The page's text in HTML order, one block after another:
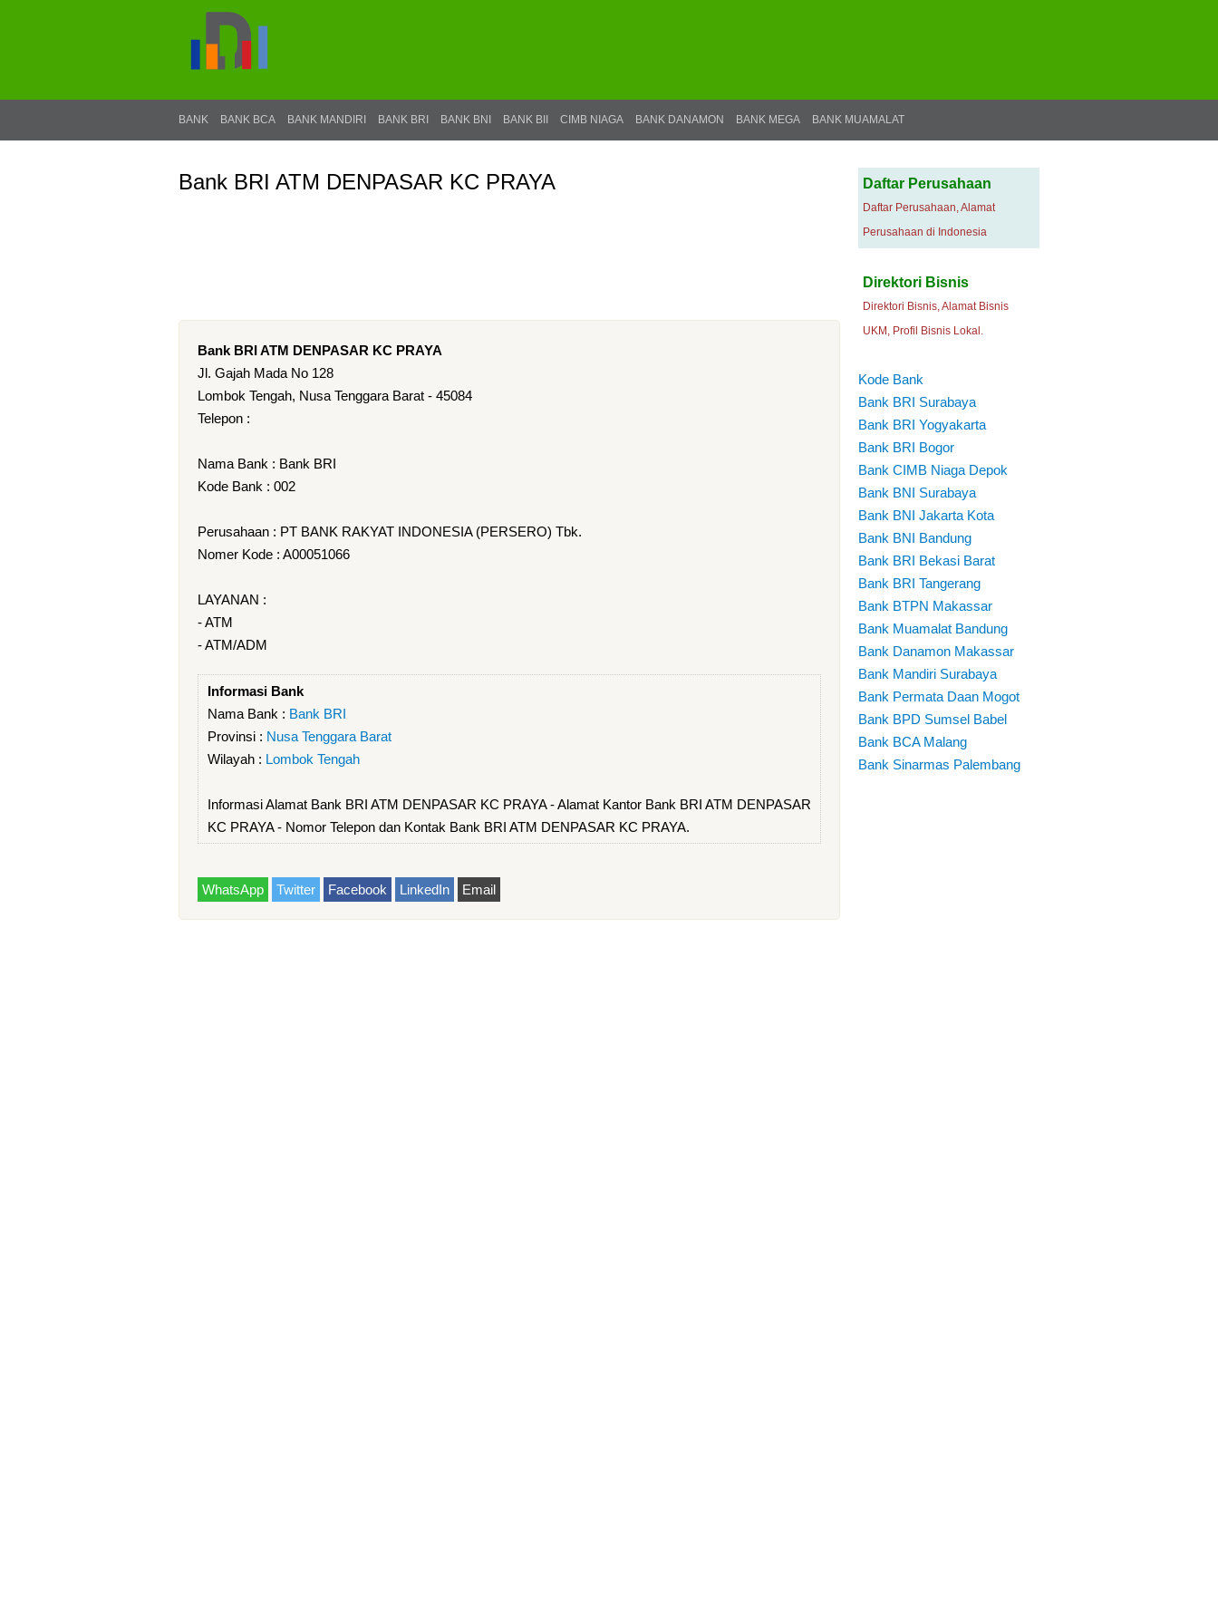
BANK BANK BCA BANK MANDIRI BANK BRI BANK BNI BANK BII CIMB NIAGA BANK DANAMON BANK MEGA BANK MUAMALAT
Bank BRI ATM DENPASAR KC PRAYA
Bank BRI ATM DENPASAR KC PRAYA
Jl. Gajah Mada No 128
Lombok Tengah, Nusa Tenggara Barat - 45084
Telepon :
Nama Bank : Bank BRI
Kode Bank : 002
Perusahaan : PT BANK RAKYAT INDONESIA (PERSERO) Tbk.
Nomer Kode : A00051066
LAYANAN :
- ATM
- ATM/ADM
Informasi Bank
Nama Bank : Bank BRI
Provinsi : Nusa Tenggara Barat
Wilayah : Lombok Tengah
Informasi Alamat Bank BRI ATM DENPASAR KC PRAYA - Alamat Kantor Bank BRI ATM DENPASAR
KC PRAYA - Nomor Telepon dan Kontak Bank BRI ATM DENPASAR KC PRAYA.
WhatsApp Twitter Facebook LinkedIn Email
Daftar Perusahaan
Daftar Perusahaan, Alamat
Perusahaan di Indonesia
Direktori Bisnis
Direktori Bisnis, Alamat Bisnis
UKM, Profil Bisnis Lokal.
Kode Bank
Bank BRI Surabaya
Bank BRI Yogyakarta
Bank BRI Bogor
Bank CIMB Niaga Depok
Bank BNI Surabaya
Bank BNI Jakarta Kota
Bank BNI Bandung
Bank BRI Bekasi Barat
Bank BRI Tangerang
Bank BTPN Makassar
Bank Muamalat Bandung
Bank Danamon Makassar
Bank Mandiri Surabaya
Bank Permata Daan Mogot
Bank BPD Sumsel Babel
Bank BCA Malang
Bank Sinarmas Palembang